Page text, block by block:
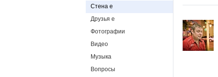
Стена e
Друзья e
Фотографии
Видео
Музыка
Вопросы